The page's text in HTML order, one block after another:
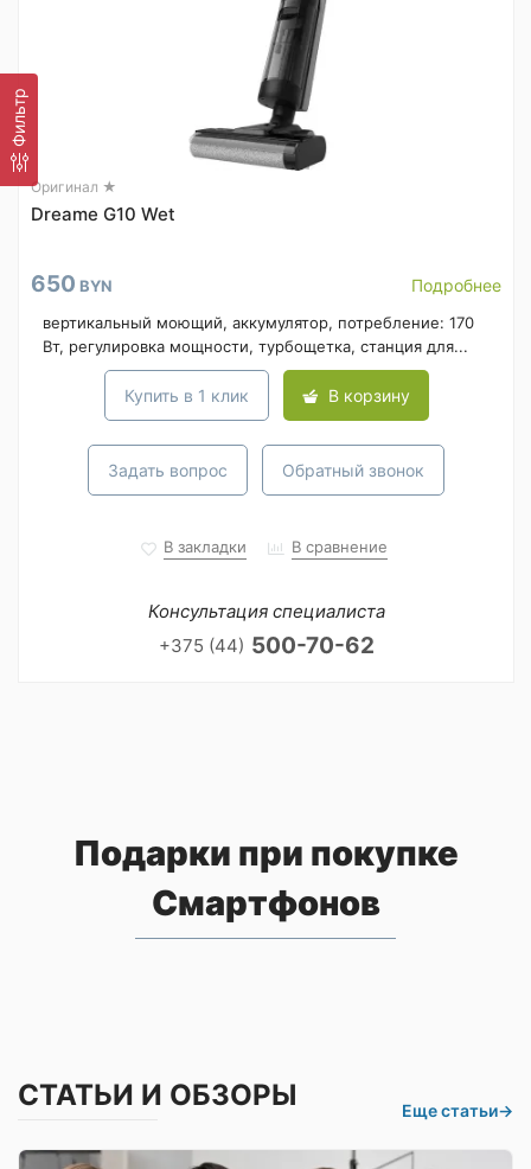
Фильтр
Оригинал ★
Dreame G10 Wet
650 BYN Подробнее
вертикальный моющий, аккумулятор, потребление: 170
Вт, регулировка мощности, турбощетка, станция для...
Купить в 1 клик В корзину
Задать вопрос Обратный звонок
В закладки В сравнение
Консультация специалиста
+375 (44) 500-70-62
Подарки при покупке
Смартфонов
СТАТЬИ И ОБЗОРЫ Еще статьи→